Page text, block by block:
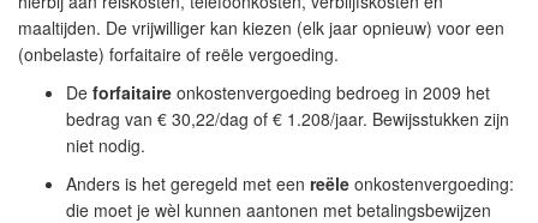
maaltijden. De vrijwilliger kan kiezen (elk jaar opnieuw) voor een
(onbelaste) forfaitaire of reële vergoeding.
De forfaitaire onkostenvergoeding bedroeg in 2009 het
bedrag van € 30,22/dag of € 1.208/jaar. Bewijsstukken zijn
niet nodig.
Anders is het geregeld met een reële onkostenvergoeding:
die moet je wèl kunnen aantonen met betalingsbewijzen